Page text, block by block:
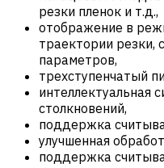
резки пленок и т.д.,
отображение в
траектории резки,
параметров,
трехступенчатый
интеллектуальная
столкновений,
поддержка
улучшенная
поддержка